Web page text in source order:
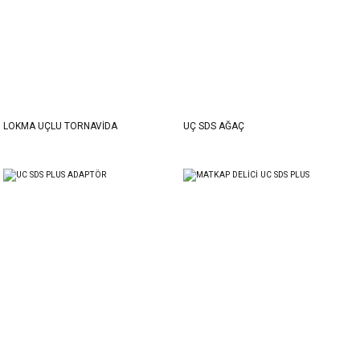
LOKMA UÇLU TORNAVİDA UÇ SDS AĞAÇ